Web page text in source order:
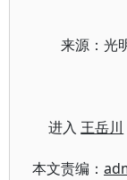
来源：光
进入王岳川
本文责编：